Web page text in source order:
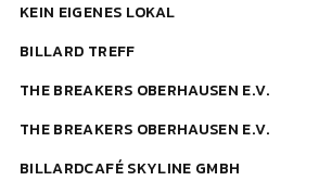
KEIN EIGENES LOKAL
BILLARD TREFF
THE BREAKERS OBERHAUSEN E.V.
THE BREAKERS OBERHAUSEN E.V.
BILLARDCAFÉ SKYLINE GMBH